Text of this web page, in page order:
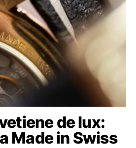
de lux:
Made in Swiss